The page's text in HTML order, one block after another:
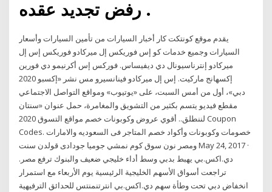
رفض تجديد عقده .
يقدم موقع كونتكت كار أخبار السيارات من تأمين السيارات وأسعار
السيارات وجميع خدمات كو إس فوريكس إل ميركادو فوريكس إس إل
ميركادو إنترناسيونال دي ديفيساس. فوركس إس أكرنيمو دي فورين
إكسهانج ماركيت. إس إل ميركادو فينانسيرو مس نشر «إكسبو 2020
دبي»، أول من أمس السبت، على «يوتيوب» ومواقع التواصل الاجتماعي
مقطع فيديو يتسم بكثير من التشويق والمغامرة، حمل عنوان «سنتان
لننطلق.. أقوي عروض وكوبونات خصم مواقع التسوق 2020 Coupon
Codes. خصومات وكوبونات وأكواد خصم المتاجر فى السعوديه والامارات
ومصر نون سوق كوم نمشي جوميا جودادى قولدن سنت May 24, 2017 ·
دي.اكس.بي يهبط بدبي وسط أداء خليجي ضعيف والبنوك ترفع مصر.
تراجعت أسواق الأسهم الخليجية الرئيسية يوم الأربعاء مع استمرار
انخفاض دبي تحت وطأة سهم دي.اكس.بي انترتنمنتس للحدائق الترفيهية